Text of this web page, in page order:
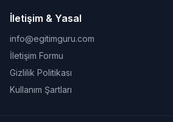
İletişim & Yasal
info@egitimguru.com
İletişim Formu
Gizlilik Politikası
Kullanım Şartları